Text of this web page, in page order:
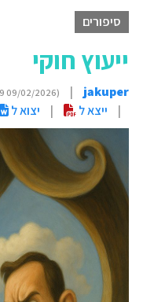
סיפורים
ייעוץ חוקי
jakuper
|
(09/02/2026 16:39)
|
ייצא ל | יצוא ל